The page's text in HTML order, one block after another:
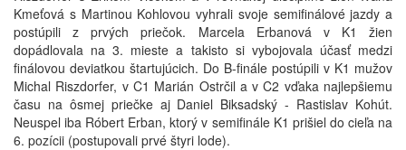
Kmeťová s Martinou Kohlovou vyhrali svoje semifinálové jazdy a
postúpili z prvých priečok. Marcela Erbanová v K1 žien
dopádlovala na 3. mieste a takisto si vybojovala účasť medzi
finálovou deviatkou štartujúcich. Do B-finále postúpili v K1 mužov
Michal Riszdorfer, v C1 Marián Ostrčil a v C2 vďaka najlepšiemu
času na ôsmej priečke aj Daniel Biksadský - Rastislav Kohút.
Neuspel iba Róbert Erban, ktorý v semifinále K1 prišiel do cieľa na
6. pozícii (postupovali prvé štyri lode).